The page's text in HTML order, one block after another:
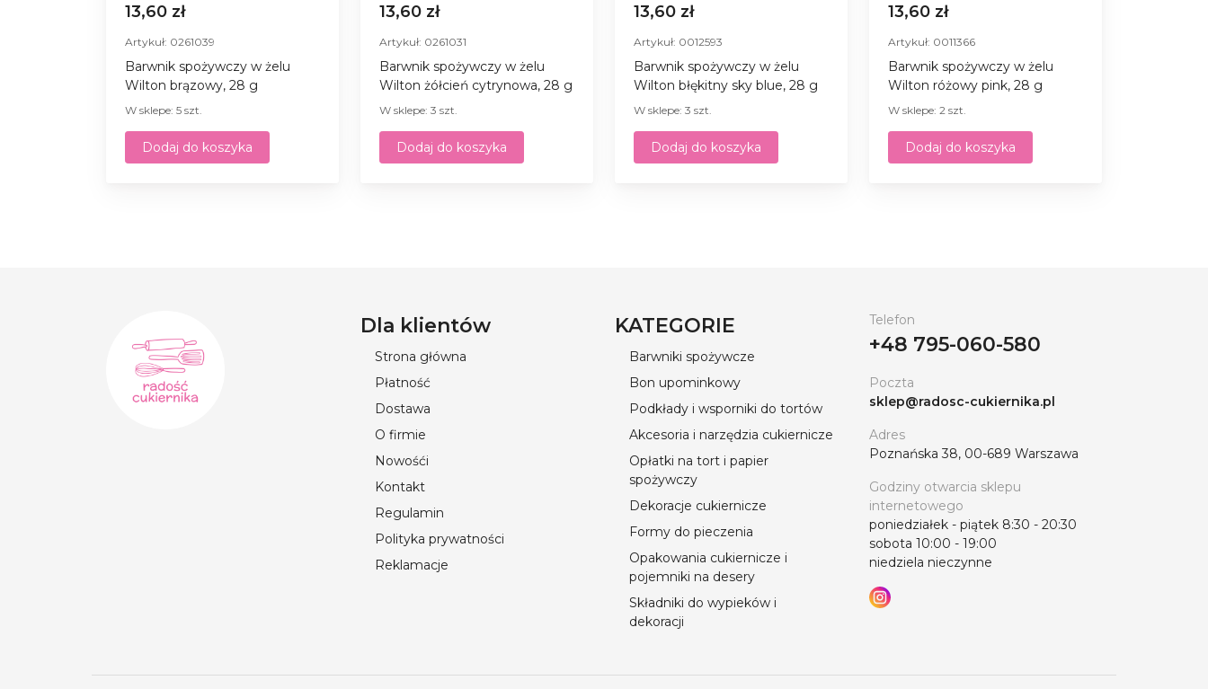
13,60 zł
Artykuł: 0261039
Barwnik spożywczy w żelu
Wilton brązowy, 28 g
W sklepe: 5 szt.
Dodaj do koszyka
13,60 zł
Artykuł: 0261031
Barwnik spożywczy w żelu
Wilton żółcień cytrynowa, 28 g
W sklepe: 3 szt.
Dodaj do koszyka
13,60 zł
Artykuł: 0012593
Barwnik spożywczy w żelu
Wilton błękitny sky blue, 28 g
W sklepe: 3 szt.
Dodaj do koszyka
13,60 zł
Artykuł: 0011366
Barwnik spożywczy w żelu
Wilton różowy pink, 28 g
W sklepe: 2 szt.
Dodaj do koszyka
Dla klientów
Strona główna
Płatność
Dostawa
O firmie
Nowośći
Kontakt
Regulamin
Polityka prywatności
Reklamacje
KATEGORIE
Barwniki spożywcze
Bon upominkowy
Podkłady i wsporniki do tortów
Akcesoria i narzędzia cukiernicze
Opłatki na tort i papier
spożywczy
Dekoracje cukiernicze
Formy do pieczenia
Opakowania cukiernicze i
pojemniki na desery
Składniki do wypieków i
dekoracji
Telefon
+48 795-060-580
Poczta
sklep@radosc-cukiernika.pl
Adres
Poznańska 38, 00-689 Warszawa
Godziny otwarcia sklepu
internetowego
poniedziałek - piątek 8:30 - 20:30
sobota 10:00 - 19:00
niedziela nieczynne